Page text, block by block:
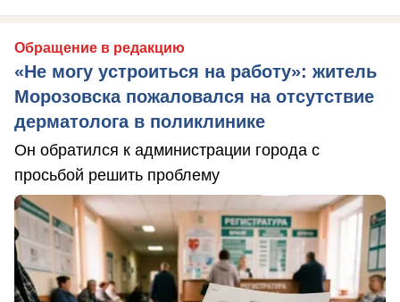
Обращение в редакцию
«Не могу устроиться на работу»: житель
Морозовска пожаловался на отсутствие
дерматолога в поликлинике
Он обратился к администрации города с
просьбой решить проблему